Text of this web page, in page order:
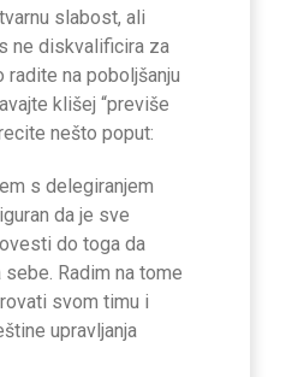
slabost, ali
ne diskvalificira za
radite na poboljšanju
klišej “previše
nešto poput:
s delegiranjem
da je sve
do toga da
Radim na tome
svom timu i
upravljanja